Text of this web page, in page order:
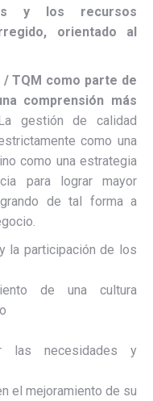
y los recursos
orientado al
TQM como parte de
comprensión más
gestión de calidad
como una
como una estrategia
para lograr mayor
de tal forma a
la participación de los
de una cultura
las necesidades y
el mejoramiento de su